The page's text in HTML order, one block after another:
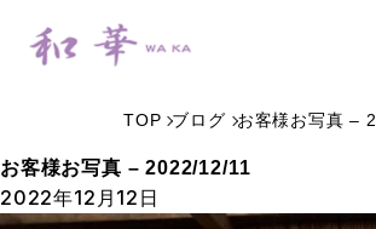
TOP ブログ お客様お写真 –
お客様お写真 – 2022/12/11
2022年12月12日